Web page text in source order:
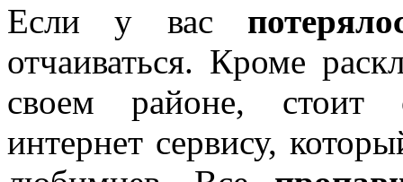
Если у вас
отчаиваться. Кроме
своем районе, стоит
интернет сервису,